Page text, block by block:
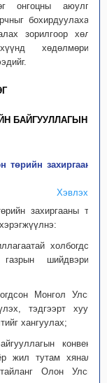
онгоцны аюулгүй
бохирдуулахаас
зорилгоор хөлөг
хөдөлмөрийн
БАЙГУУЛЛАГЫН
төрийн захиргааны
Хэвлэх
захиргааны төв
холбогдсон
шийдвэрийн
Монгол Улсын
тэдгээрт хууль
хангуулах;
конвенц,
жил тутам хяналт-
Олон Улсын